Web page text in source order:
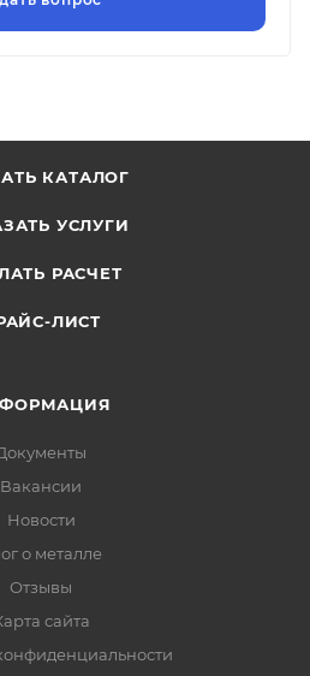
КАТАЛОГ
УСЛУГИ
РАСЧЕТ
ЛИСТ
Вакансии
Новости
о металле
Отзывы
сайта